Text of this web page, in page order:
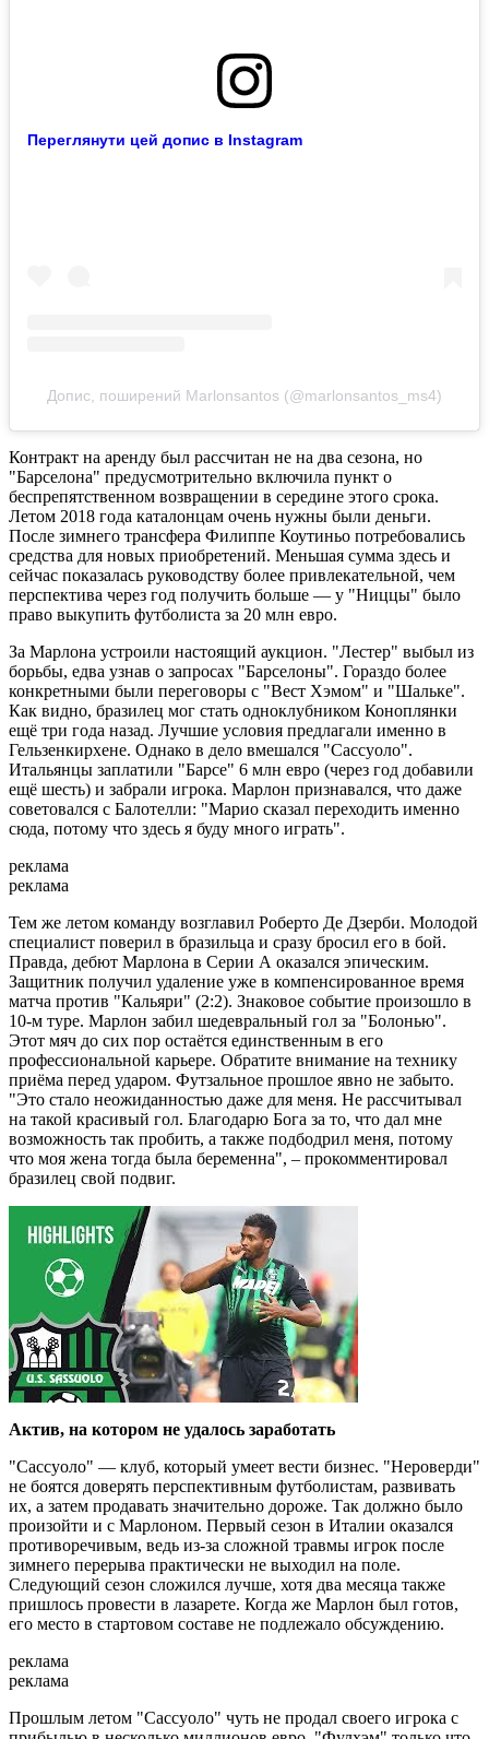
Переглянути цей допис в Instagram
Допис, поширений Marlonsantos (@marlonsantos_ms4)
Контракт на аренду был рассчитан не на два сезона, но
"Барселона" предусмотрительно включила пункт о
беспрепятственном возвращении в середине этого срока.
Летом 2018 года каталонцам очень нужны были деньги.
После зимнего трансфера Филиппе Коутиньо потребовались
средства для новых приобретений. Меньшая сумма здесь и
сейчас показалась руководству более привлекательной, чем
перспектива через год получить больше — у "Ниццы" было
право выкупить футболиста за 20 млн евро.
За Марлона устроили настоящий аукцион. "Лестер" выбыл из
борьбы, едва узнав о запросах "Барселоны". Гораздо более
конкретными были переговоры с "Вест Хэмом" и "Шальке".
Как видно, бразилец мог стать одноклубником Коноплянки
ещё три года назад. Лучшие условия предлагали именно в
Гельзенкирхене. Однако в дело вмешался "Сассуоло".
Итальянцы заплатили "Барсе" 6 млн евро (через год добавили
ещё шесть) и забрали игрока. Марлон признавался, что даже
советовался с Балотелли: "Марио сказал переходить именно
сюда, потому что здесь я буду много играть".
реклама
реклама
Тем же летом команду возглавил Роберто Де Дзерби. Молодой
специалист поверил в бразильца и сразу бросил его в бой.
Правда, дебют Марлона в Серии А оказался эпическим.
Защитник получил удаление уже в компенсированное время
матча против "Кальяри" (2:2). Знаковое событие произошло в
10-м туре. Марлон забил шедевральный гол за "Болонью".
Этот мяч до сих пор остаётся единственным в его
профессиональной карьере. Обратите внимание на технику
приёма перед ударом. Футзальное прошлое явно не забыто.
"Это стало неожиданностью даже для меня. Не рассчитывал
на такой красивый гол. Благодарю Бога за то, что дал мне
возможность так пробить, а также подбодрил меня, потому
что моя жена тогда была беременна", – прокомментировал
бразилец свой подвиг.
Актив, на котором не удалось заработать
"Сассуоло" — клуб, который умеет вести бизнес. "Нероверди"
не боятся доверять перспективным футболистам, развивать
их, а затем продавать значительно дороже. Так должно было
произойти и с Марлоном. Первый сезон в Италии оказался
противоречивым, ведь из-за сложной травмы игрок после
зимнего перерыва практически не выходил на поле.
Следующий сезон сложился лучше, хотя два месяца также
пришлось провести в лазарете. Когда же Марлон был готов,
его место в стартовом составе не подлежало обсуждению.
реклама
реклама
Прошлым летом "Сассуоло" чуть не продал своего игрока с